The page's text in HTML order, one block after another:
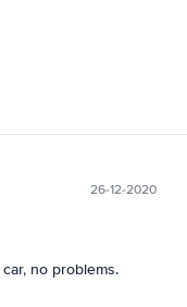
26-12-2020
no problems.